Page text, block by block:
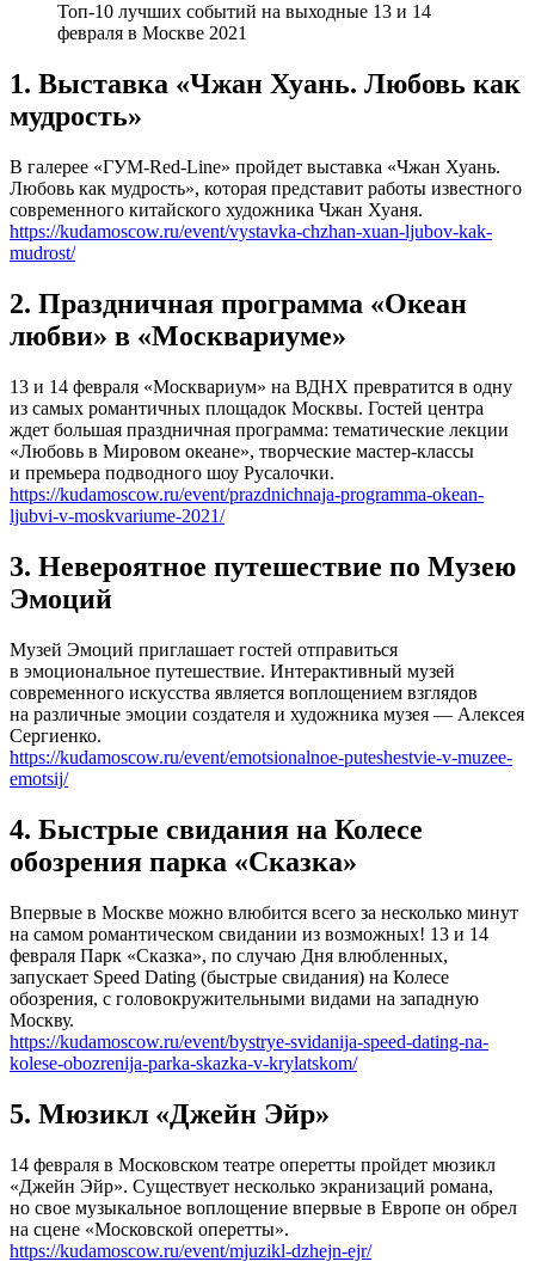
Топ-10 лучших событий на выходные 13 и 14
февраля в Москве 2021
1. Выставка «Чжан Хуань. Любовь как
мудрость»
В галерее «ГУМ-Red-Line» пройдет выставка «Чжан Хуань.
Любовь как мудрость», которая представит работы известного
современного китайского художника Чжан Хуаня.
https://kudamoscow.ru/event/vystavka-chzhan-xuan-ljubov-kak-
mudrost/
2. Праздничная программа «Океан
любви» в «Москвариуме»
13 и 14 февраля «Москвариум» на ВДНХ превратится в одну
из самых романтичных площадок Москвы. Гостей центра
ждет большая праздничная программа: тематические лекции
«Любовь в Мировом океане», творческие мастер-классы
и премьера подводного шоу Русалочки.
https://kudamoscow.ru/event/prazdnichnaja-programma-okean-
ljubvi-v-moskvariume-2021/
3. Невероятное путешествие по Музею
Эмоций
Музей Эмоций приглашает гостей отправиться
в эмоциональное путешествие. Интерактивный музей
современного искусства является воплощением взглядов
на различные эмоции создателя и художника музея — Алексея
Сергиенко.
https://kudamoscow.ru/event/emotsionalnoe-puteshestvie-v-muzee-
emotsij/
4. Быстрые свидания на Колесе
обозрения парка «Сказка»
Впервые в Москве можно влюбится всего за несколько минут
на самом романтическом свидании из возможных! 13 и 14
февраля Парк «Сказка», по случаю Дня влюбленных,
запускает Speed Dating (быстрые свидания) на Колесе
обозрения, с головокружительными видами на западную
Москву.
https://kudamoscow.ru/event/bystrye-svidanija-speed-dating-na-
kolese-obozrenija-parka-skazka-v-krylatskom/
5. Мюзикл «Джейн Эйр»
14 февраля в Московском театре оперетты пройдет мюзикл
«Джейн Эйр». Существует несколько экранизаций романа,
но свое музыкальное воплощение впервые в Европе он обрел
на сцене «Московской оперетты».
https://kudamoscow.ru/event/mjuzikl-dzhejn-ejr/